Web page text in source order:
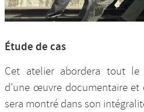
Étude de cas
Cet atelier abordera tout le
d’une œuvre documentaire
sera montré dans son